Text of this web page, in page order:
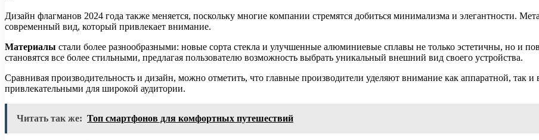
Дизайн флагманов 2024 года также меняется, поскольку многие компании стремятся добиться минимализма и элегантности.
современный вид, который привлекает внимание.
Материалы стали более разнообразными: новые сорта стекла и улучшенные алюминиевые сплавы не только эстетичны, но и
становятся все более стильными, предлагая пользователю возможность выбрать уникальный внешний вид своего устройства.
Сравнивая производительность и дизайн, можно отметить, что главные производители уделяют внимание как аппаратной, так и
привлекательными для широкой аудитории.
Читать так же: Топ смартфонов для комфортных путешествий